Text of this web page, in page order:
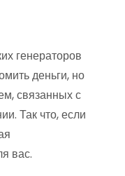
генераторов
деньги, но
связанных с
Так что, если
вас.